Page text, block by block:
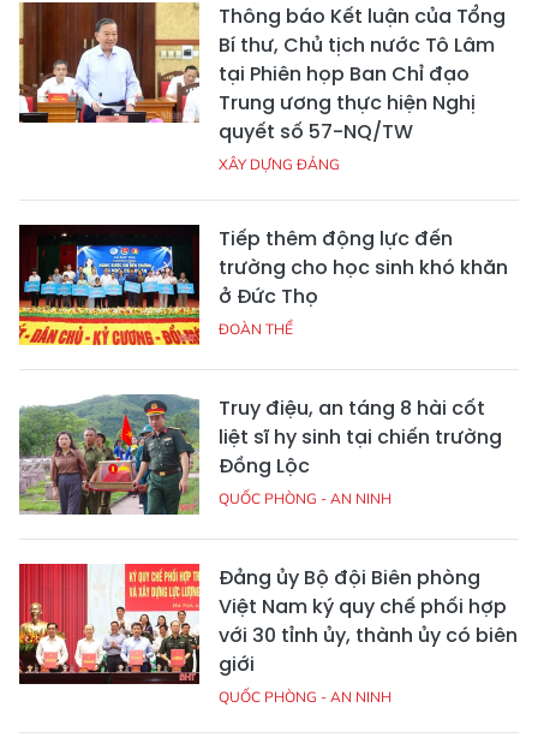
Thông báo Kết luận của Tổng
Bí thư, Chủ tịch nước Tô Lâm
tại Phiên họp Ban Chỉ đạo
Trung ương thực hiện Nghị
quyết số 57-NQ/TW
XÂY DỰNG ĐẢNG
Tiếp thêm động lực đến
trường cho học sinh khó khăn
ở Đức Thọ
ĐOÀN THỂ
Truy điệu, an táng 8 hài cốt
liệt sĩ hy sinh tại chiến trường
Đồng Lộc
QUỐC PHÒNG - AN NINH
Đảng ủy Bộ đội Biên phòng
Việt Nam ký quy chế phối hợp
với 30 tỉnh ủy, thành ủy có biên
giới
QUỐC PHÒNG - AN NINH